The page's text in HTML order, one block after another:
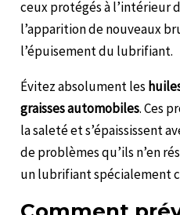
ceux protégés à l’intérieur
l’apparition de nouveaux
l’épuisement du lubrifiant.
Évitez absolument les
graisses automobiles. Ces
la saleté et s’épaississent
de problèmes qu’ils n’en
un lubrifiant spécialement